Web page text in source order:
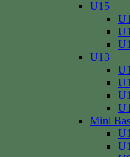
U15
U13
Mini